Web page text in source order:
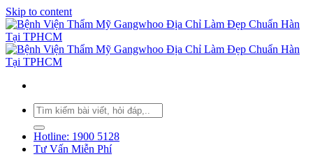
Skip to content
Hotline: 1900 5128
Tư Vấn Miễn Phí